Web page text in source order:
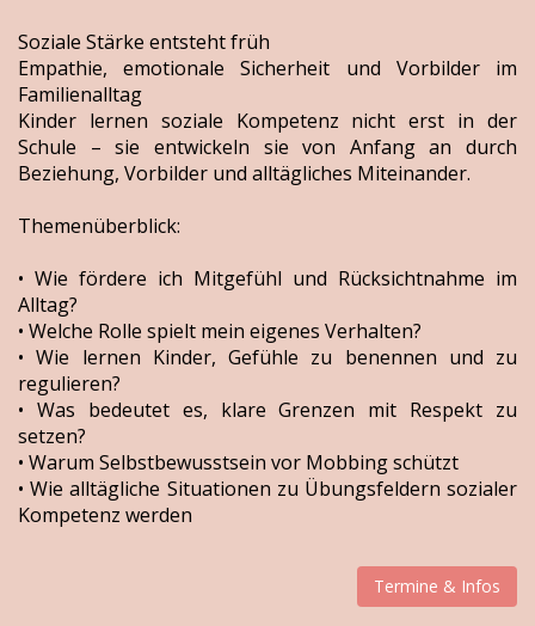
Soziale Stärke entsteht früh
Empathie, emotionale Sicherheit und Vorbilder im
Familienalltag
Kinder lernen soziale Kompetenz nicht erst in der
Schule – sie entwickeln sie von Anfang an durch
Beziehung, Vorbilder und alltägliches Miteinander.
Themenüberblick:
• Wie fördere ich Mitgefühl und Rücksichtnahme im
Alltag?
• Welche Rolle spielt mein eigenes Verhalten?
• Wie lernen Kinder, Gefühle zu benennen und zu
regulieren?
• Was bedeutet es, klare Grenzen mit Respekt zu
setzen?
• Warum Selbstbewusstsein vor Mobbing schützt
• Wie alltägliche Situationen zu Übungsfeldern sozialer
Kompetenz werden
Termine & Infos